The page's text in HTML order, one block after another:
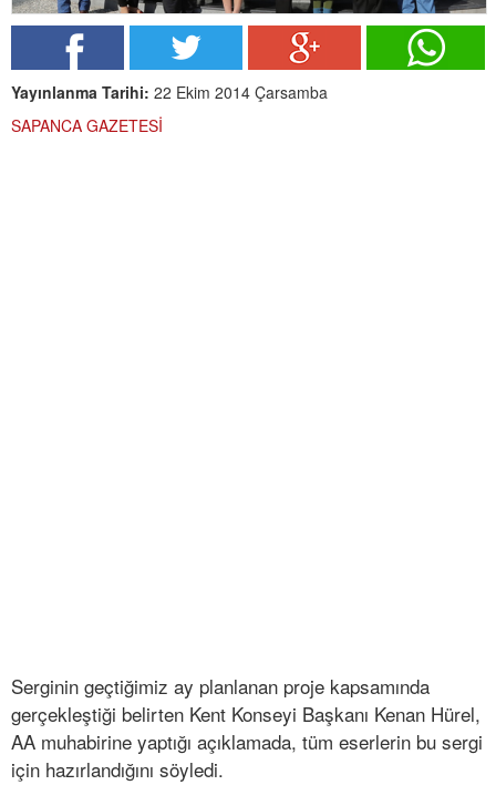
Yayınlanma Tarihi: 22 Ekim 2014 Çarsamba
SAPANCA GAZETESİ
Serginin geçtiğimiz ay planlanan proje kapsamında
gerçekleştiği belirten Kent Konseyi Başkanı Kenan Hürel,
AA muhabirine yaptığı açıklamada, tüm eserlerin bu sergi
için hazırlandığını söyledi.